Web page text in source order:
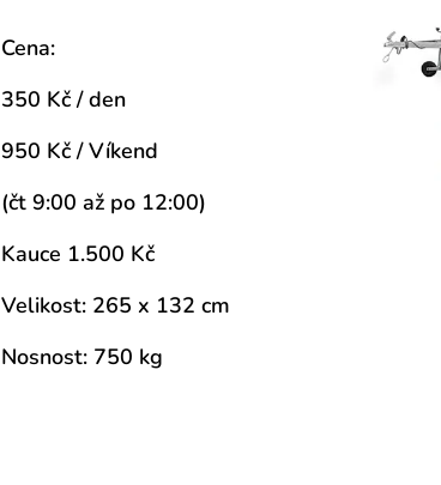
Cena:
350 Kč / den
950 Kč / Víkend
(čt 9:00 až po 12:00)
Kauce 1.500 Kč
Velikost: 265 x 132 cm
Nosnost: 750 kg